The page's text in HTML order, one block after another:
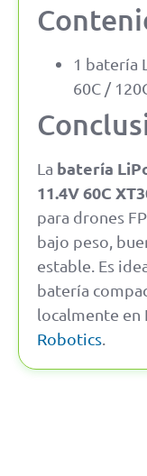
1 batería
60C /
La batería
11.4V 60C
para drones
bajo peso,
estable. Es
batería
localmente en
Robotics